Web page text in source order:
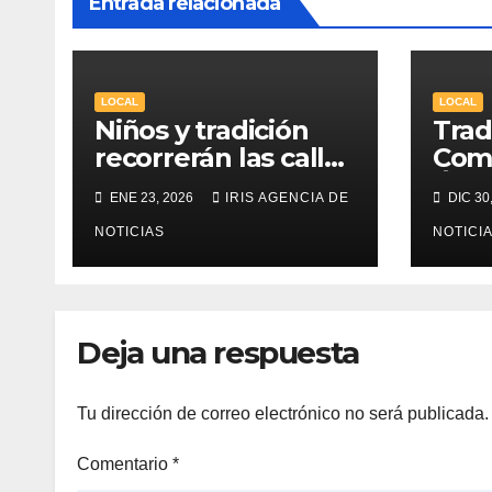
LOCAL
Niños y tradición
recorrerán las calles
de Machachi con el
Desfile del Chagra
Guagua 2026
ENE 23, 2026 IRIS AGENCIA DE
NOTICIAS
LOCAL
las
DIC
Deja una respuesta
Tu dirección de correo electrónico no será publicada.
Comentario *